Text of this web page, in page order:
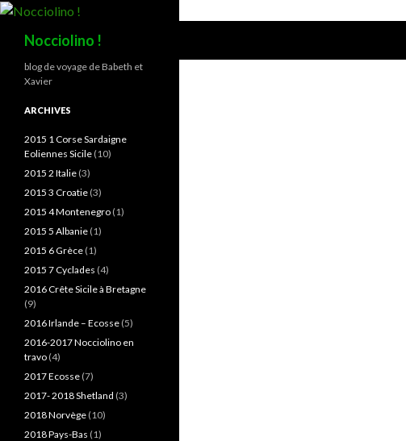
Nocciolino !
blog de voyage de Babeth et
Xavier
ARCHIVES
2015 1 Corse Sardaigne
Eoliennes Sicile (10)
2015 2 Italie (3)
2015 3 Croatie (3)
2015 4 Montenegro (1)
2015 5 Albanie (1)
2015 6 Grèce (1)
2015 7 Cyclades (4)
2016 Crête Sicile à Bretagne
(9)
2016 Irlande – Ecosse (5)
2016-2017 Nocciolino en
travo (4)
2017 Ecosse (7)
2017- 2018 Shetland (3)
2018 Norvège (10)
2018 Pays-Bas (1)